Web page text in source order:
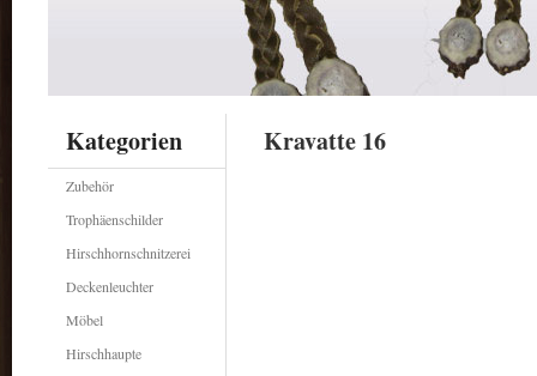
Kravatte 16
Kategorien
Zubehör
Trophäenschilder
Hirschhornschnitzerei
Deckenleuchter
Möbel
Hirschhaupte